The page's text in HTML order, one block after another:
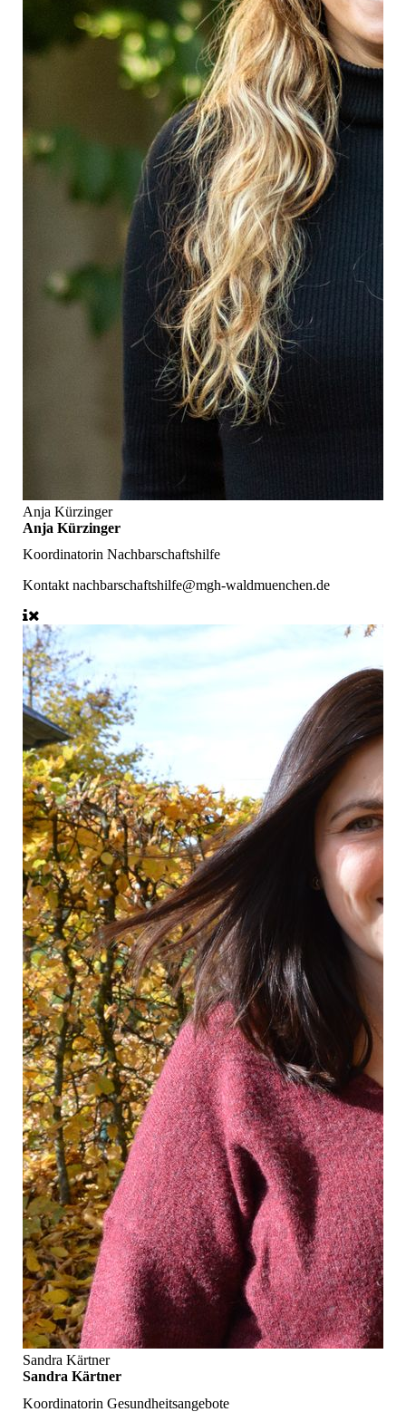
Anja Kürzinger
Anja Kürzinger
Koordinatorin Nachbarschaftshilfe
Kontakt nachbarschaftshilfe@mgh-waldmuenchen.de
Sandra Kärtner
Sandra Kärtner
Koordinatorin Gesundheitsangebote